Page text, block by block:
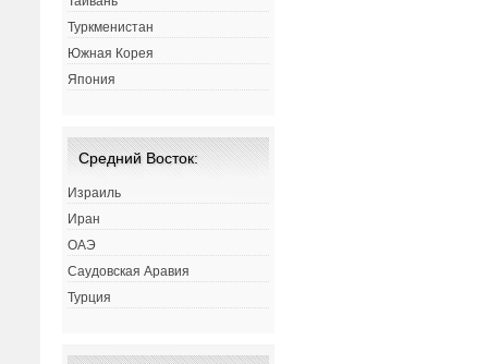
Туркменистан
Южная Корея
Япония
Средний Восток:
Израиль
Иран
ОАЭ
Саудовская Аравия
Турция